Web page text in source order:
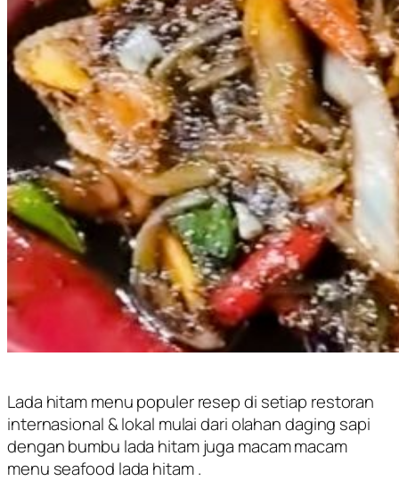
Lada hitam menu populer resep di setiap restoran
internasional & lokal mulai dari olahan daging sapi
dengan bumbu lada hitam juga macam macam
menu seafood lada hitam .